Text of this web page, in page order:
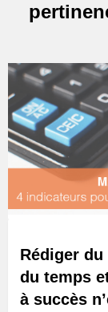
Rédiger
du temps
à succès